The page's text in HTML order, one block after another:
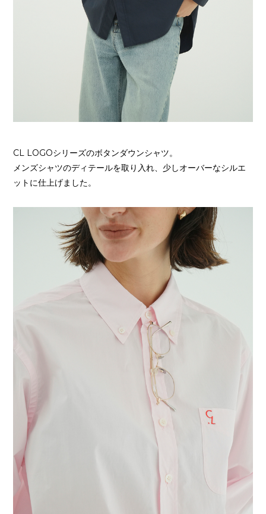
CL LOGOシリーズのボタンダウンシャツ。
メンズシャツのディテールを取り入れ、少しオーバーなシルエ
ットに仕上げました。